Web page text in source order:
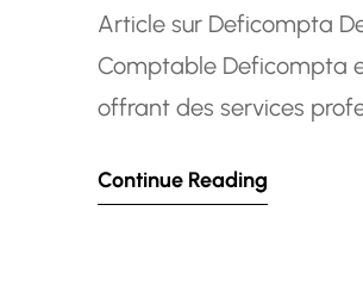
Article sur Deficompta
Comptable Deficompta
offrant des services
comme un partenaire de
Continue Reading